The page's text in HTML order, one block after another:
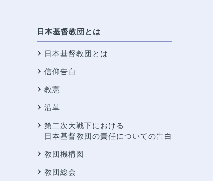
日本基督教団とは
日本基督教団とは
信仰告白
教憲
沿革
第二次大戦下における
日本基督教団の責任についての告白
教団機構図
教団総会